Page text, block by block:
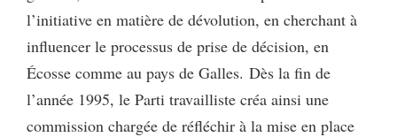
l’initiative en matière de dévolution, en cherchant à
influencer le processus de prise de décision, en
Écosse comme au pays de Galles. Dès la fin de
l’année 1995, le Parti travailliste créa ainsi une
commission chargée de réfléchir à la mise en place